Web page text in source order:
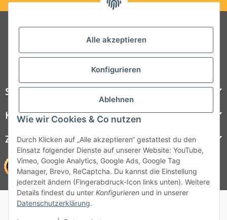
Alle akzeptieren
Konfigurieren
Ablehnen
Wie wir Cookies & Co nutzen
Durch Klicken auf „Alle akzeptieren“ gestattest du den
Einsatz folgender Dienste auf unserer Website: YouTube,
Vimeo, Google Analytics, Google Ads, Google Tag
Manager, Brevo, ReCaptcha. Du kannst die Einstellung
jederzeit ändern (Fingerabdruck-Icon links unten). Weitere
Details findest du unter Konfigurieren und in unserer
Datenschutzerklärung.
Steelboxx
Kundenservice
Zahlungsmöglichkeiten
© 1964 - 2026 Lüllmann GmbH